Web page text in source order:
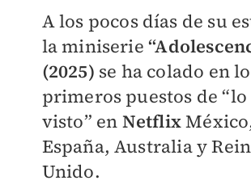
A los pocos días de su
la miniserie
(2025) se ha colado en
primeros puestos de “lo
visto” en Netflix
España, Australia y
Unido.